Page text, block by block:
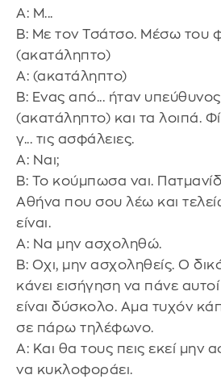
Α: Μ...
Β: Με τον Τσάτσο. Μέσω του
(ακατάληπτο)
Α: (ακατάληπτο)
Β: Ενας από... ήταν
(ακατάληπτο) και τα λοιπά.
γ... τις ασφάλειες.
Α: Ναι;
Β: Το κούμπωσα ναι.
Αθήνα που σου λέω και
είναι.
Α: Να μην ασχοληθώ.
Β: Οχι, μην ασχοληθείς. Ο
κάνει εισήγηση να πάνε αυτοί
είναι δύσκολο. Αμα τυχόν
σε πάρω τηλέφωνο.
Α: Και θα τους πεις εκεί μην
να κυκλοφοράει.